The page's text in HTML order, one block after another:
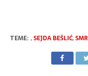
TEME: , SEJDA BEŠLIĆ,